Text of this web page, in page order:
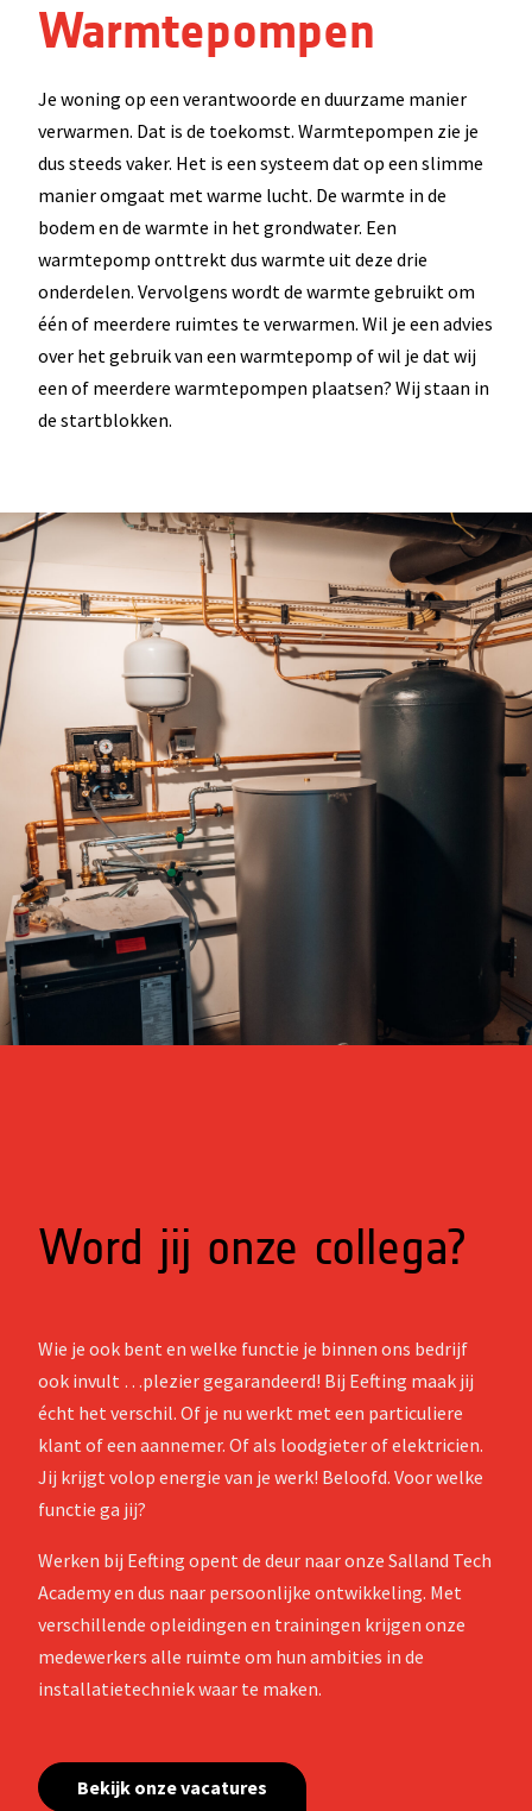
Warmtepompen
Je woning op een verantwoorde en duurzame manier
verwarmen. Dat is de toekomst. Warmtepompen zie je
dus steeds vaker. Het is een systeem dat op een slimme
manier omgaat met warme lucht. De warmte in de
bodem en de warmte in het grondwater. Een
warmtepomp onttrekt dus warmte uit deze drie
onderdelen. Vervolgens wordt de warmte gebruikt om
één of meerdere ruimtes te verwarmen. Wil je een advies
over het gebruik van een warmtepomp of wil je dat wij
een of meerdere warmtepompen plaatsen? Wij staan in
de startblokken.
Word jij onze collega?
Wie je ook bent en welke functie je binnen ons bedrijf
ook invult …plezier gegarandeerd! Bij Eefting maak jij
écht het verschil. Of je nu werkt met een particuliere
klant of een aannemer. Of als loodgieter of elektricien.
Jij krijgt volop energie van je werk! Beloofd. Voor welke
functie ga jij?
Werken bij Eefting opent de deur naar onze Salland Tech
Academy en dus naar persoonlijke ontwikkeling. Met
verschillende opleidingen en trainingen krijgen onze
medewerkers alle ruimte om hun ambities in de
installatietechniek waar te maken.
Bekijk onze vacatures